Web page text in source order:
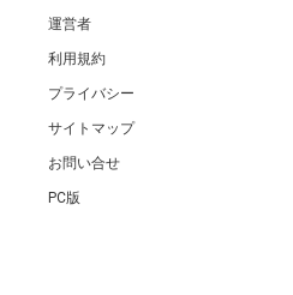
運営者
利用規約
プライバシー
サイトマップ
お問い合せ
PC版